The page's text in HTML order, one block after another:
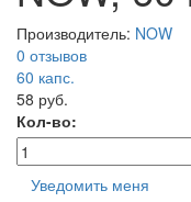
Производитель: NOW
0 отзывов
60 капс.
58 руб.
Кол-во:
Уведомить меня